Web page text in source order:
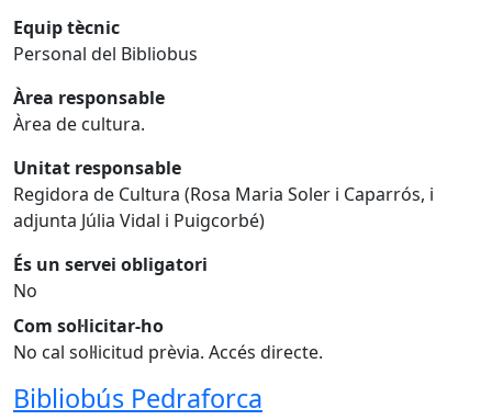
Equip tècnic
Personal del Bibliobus
Àrea responsable
Àrea de cultura.
Unitat responsable
Regidora de Cultura (Rosa Maria Soler i Caparrós, i
adjunta Júlia Vidal i Puigcorbé)
És un servei obligatori
No
Com sol·licitar-ho
No cal sol·licitud prèvia. Accés directe.
Bibliobús Pedraforca